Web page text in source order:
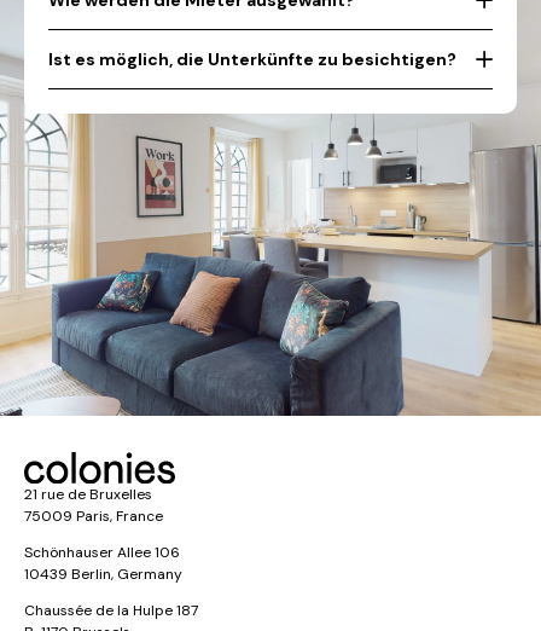
Ist es möglich, die Unterkünfte zu besichtigen?
21 rue de Bruxelles
75009 Paris, France
Schönhauser Allee 106
10439 Berlin, Germany
Chaussée de la Hulpe 187